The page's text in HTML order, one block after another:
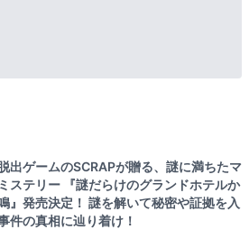
出ゲームのSCRAPが贈る、謎に満ちたマ
ステリー 『謎だらけのグランドホテルか
』発売決定！ 謎を解いて秘密や証拠を入
件の真相に辿り着け！